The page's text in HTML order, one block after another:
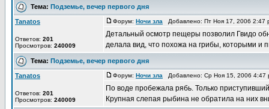
Тема: Подземье, вечер первого дня
Tanatos
Ответов: 201
Просмотров: 240009
Форум: Ночи зла Добавлено: Пт Ноя 17, 2006
Детальный осмотр пещеры позволил Гвидо
делала вид, что похожа на грибы, которыми и
Тема: Подземье, вечер первого дня
Tanatos
Ответов: 201
Просмотров: 240009
Форум: Ночи зла Добавлено: Ср Ноя 15, 2006
По воде пробежала рябь. Только
Крупная слепая рыбина не обратила на них